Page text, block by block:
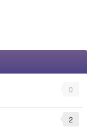
0
2